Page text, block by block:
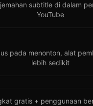
subtitle di dalam
YouTube
pada menonton, alat
lebih sedikit
gratis + penggunaan